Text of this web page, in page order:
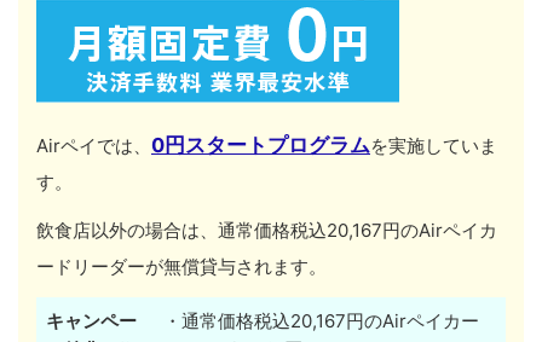
Airペイでは、 0円スタートプログラムを実施していま
す。
飲食店以外の場合は、通常価格税込20,167円のAirペイカ
ードリーダーが無償貸与されます。
キャンペー
・通常価格税込20,167円のAirペイカー